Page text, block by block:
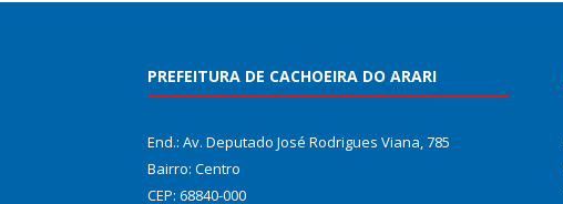
PREFEITURA DE CACHOEIRA DO ARARI
End.: Av. Deputado José Rodrigues Viana, 785
Bairro: Centro
CEP: 68840-000